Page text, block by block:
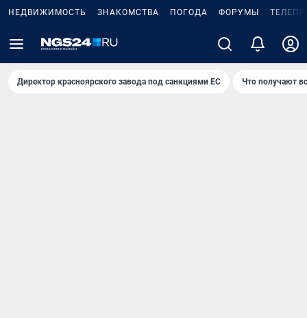
НЕДВИЖИМОСТЬ ЗНАКОМСТВА ПОГОДА ФОРУМЫ
Директор красноярского завода под санкциями ЕС Что получают